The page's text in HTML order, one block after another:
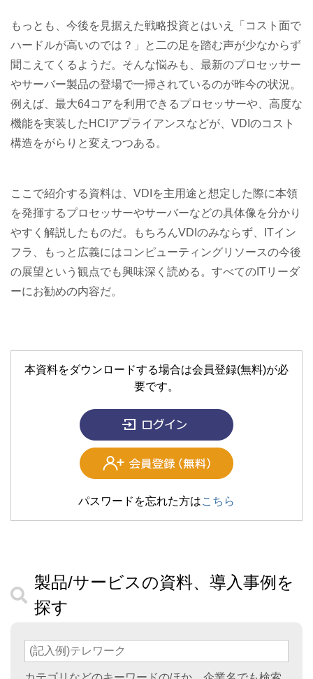
もっとも、今後を見据えた戦略投資とはいえ「コスト面で
ハードルが高いのでは？」と二の足を踏む声が少なからず
聞こえてくるようだ。そんな悩みも、最新のプロセッサー
やサーバー製品の登場で一掃されているのが昨今の状況。
例えば、最大64コアを利用できるプロセッサーや、高度な
機能を実装したHCIアプライアンスなどが、VDIのコスト
構造をがらりと変えつつある。
ここで紹介する資料は、VDIを主用途と想定した際に本領
を発揮するプロセッサーやサーバーなどの具体像を分かり
やすく解説したものだ。もちろんVDIのみならず、ITイン
フラ、もっと広義にはコンピューティングリソースの今後
の展望という観点でも興味深く読める。すべてのITリーダ
ーにお勧めの内容だ。
本資料をダウンロードする場合は会員登録(無料)が必
要です。
パスワードを忘れた方はこちら
製品/サービスの資料、導入事例を
探す